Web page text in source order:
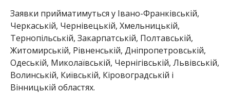
Заявки прийматимуться у Івано-Франківській,
Черкаській, Чернівецькій, Хмельницькій,
Тернопільській, Закарпатській, Полтавській,
Житомирській, Рівненській, Дніпропетровській,
Одеській, Миколаївській, Чернігівській, Львівській,
Волинській, Київській, Кіровоградській і
Вінницькій областях.